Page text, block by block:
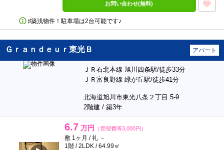
お問い合わせ(無料)
♯築浅物件！駐車場は2台可能です♪
Ｇｒａｎｄｅｕｒ東光Ｂ アパート
ＪＲ石北本線 旭川四条駅/徒歩33分
ＪＲ富良野線 緑が丘駅/徒歩41分
北海道旭川市東光八条２丁目 5-9
2階建 / 築3年
6.7 万円 （管理費等3,000円）
敷 1ヶ月 / 礼 －
1階 / 2LDK / 64.99㎡